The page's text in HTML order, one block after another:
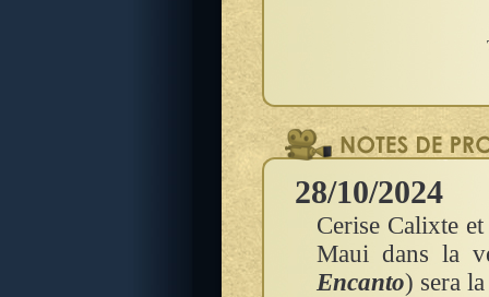
28/10/2024
Cerise Calixte
Maui dans la
Encanto) sera